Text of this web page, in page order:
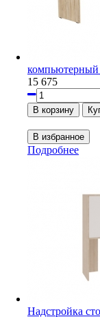
компьютерный
15 675
Подробнее
Надстройка